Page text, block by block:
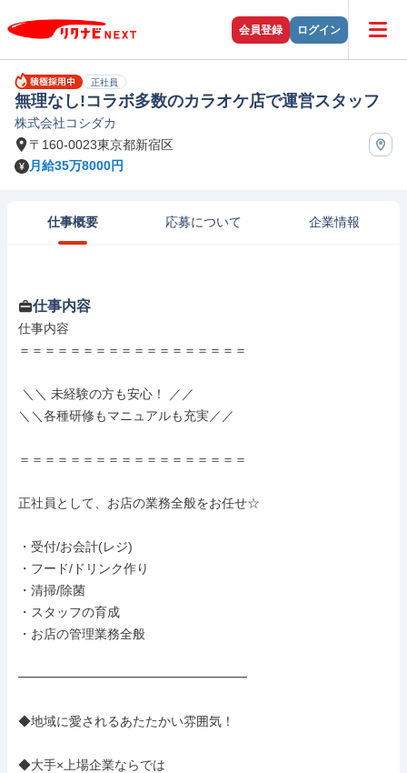
会員登録 ログイン
正社員
無理なし!コラボ多数のカラオケ店で運営スタッフ
株式会社コシダカ
〒160-0023東京都新宿区
月給35万8000円
仕事概要 応募について 企業情報
仕事内容
仕事内容
＝＝＝＝＝＝＝＝＝＝＝＝＝＝＝＝＝＝
＼＼各種研修もマニュアルも充実／／
＝＝＝＝＝＝＝＝＝＝＝＝＝＝＝＝＝＝
正社員として、お店の業務全般をお任せ☆
・受付/お会計(レジ)
・フード/ドリンク作り
・清掃/除菌
・スタッフの育成
・お店の管理業務全般
━━━━━━━━━━━━━━━━━━
◆地域に愛されるあたたかい雰囲気！
◆大手×上場企業ならでは